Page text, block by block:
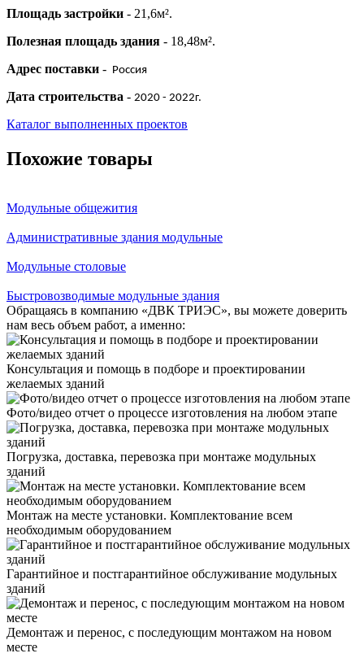
Площадь застройки - 21,6м².
Полезная площадь здания - 18,48м².
Адрес поставки - Россия
Дата строительства - 2020 - 2022г.
Каталог выполненных проектов
Похожие товары
Модульные общежития
Административные здания модульные
Модульные столовые
Быстровозводимые модульные здания
Обращаясь в компанию «ДВК ТРИЭС», вы можете доверить
нам весь объем работ, а именно:
Консультация и помощь в подборе и проектировании
желаемых зданий
Фото/видео отчет о процессе изготовления на любом этапе
Погрузка, доставка, перевозка при монтаже модульных
зданий
Монтаж на месте установки. Комплектование всем
необходимым оборудованием
Гарантийное и постгарантийное обслуживание модульных
зданий
Демонтаж и перенос, с последующим монтажом на новом
месте